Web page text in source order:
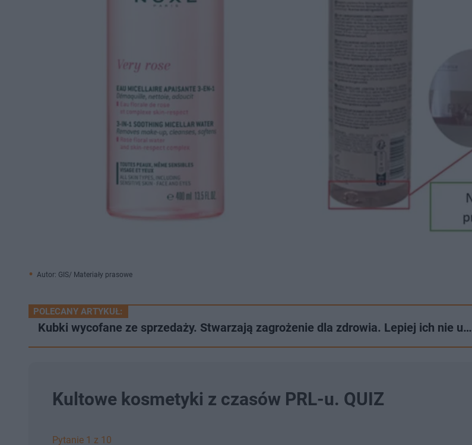
Autor: GIS/ Materiały prasowe
POLECANY ARTYKUŁ:
Kubki wycofane ze sprzedaży. Stwarzają zagrożenie dla zdrowia. Lepiej ich nie u…
Kultowe kosmetyki z czasów PRL-u. QUIZ
Pytanie 1 z 10